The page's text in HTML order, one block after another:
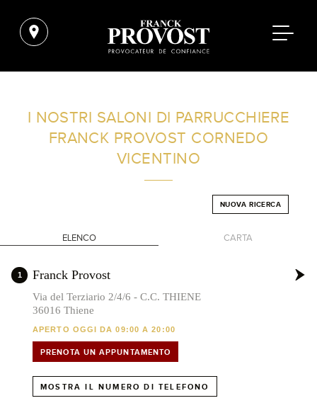
FILTRI AVANZATI
I NOSTRI SALONI DI PARRUCCHIERE
FRANCK PROVOST CORNEDO
VICENTINO
NUOVA RICERCA
ELENCO CARTA
+
1 Franck Provost
Via del Terziario 2/4/6 - C.C. THIENE
36016 Thiene
APERTO OGGI DA 09:00 A 20:00
PRENOTA UN APPUNTAMENTO
MOSTRA IL NUMERO DI TELEFONO